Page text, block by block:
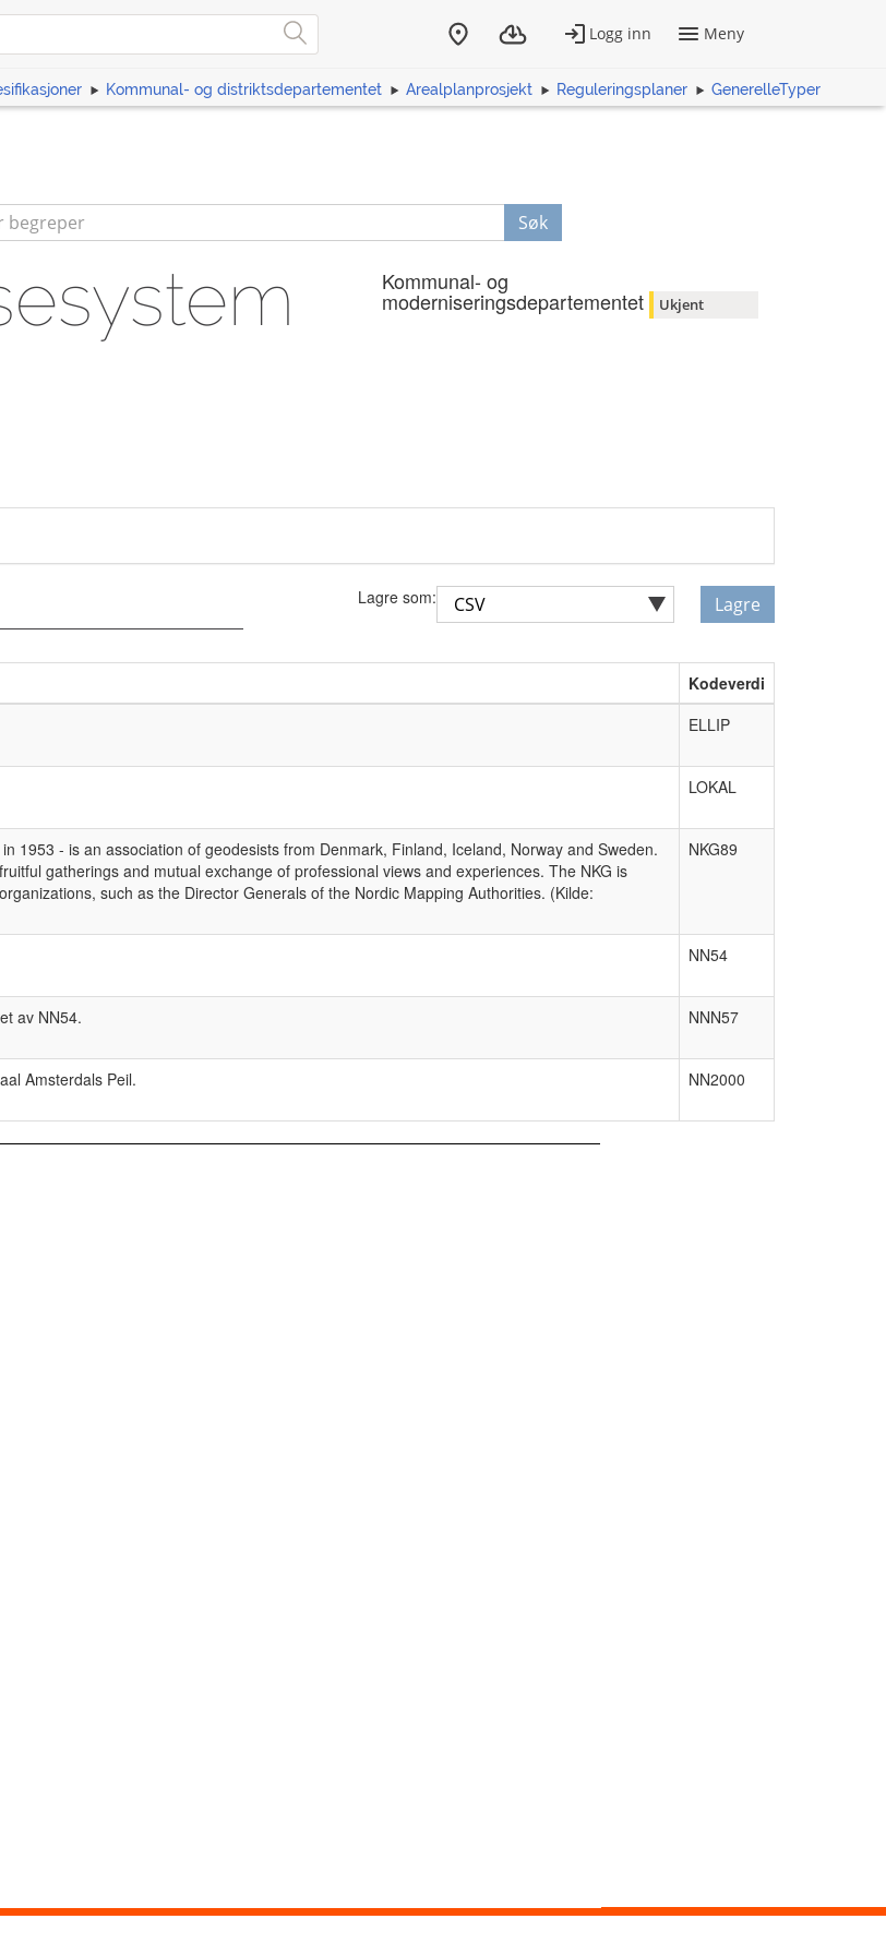
Kommunal- og distriktsdepartementet Arealplanprosjekt Reguleringsplaner GenerelleTyper
Søk
Kommunal- og
moderniseringsdepartementet Ukjent
Lagre som: Lagre
Kodeverdi
ELLIP
LOKAL
1953 - is an association of geodesists from Denmark, Finland, Iceland, Norway and Sweden.
gatherings and mutual exchange of professional views and experiences. The NKG is
such as the Director Generals of the Nordic Mapping Authorities. (Kilde:
NKG89
NN54
av NN54. NNN57
Amsterdals Peil. NN2000